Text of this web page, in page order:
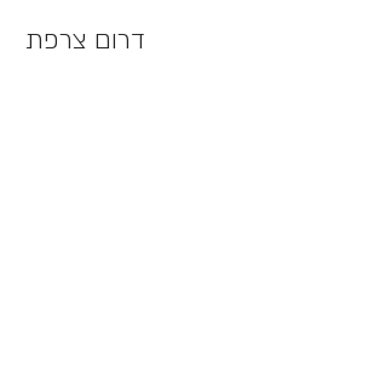
דרום צרפת